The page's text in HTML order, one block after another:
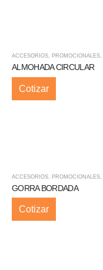
ACCESORIOS, PROMOCIONALES,
ALMOHADA CIRCULAR
Cotizar
ACCESORIOS PROMOCIONALES
GORRA BORDADA
Cotizar